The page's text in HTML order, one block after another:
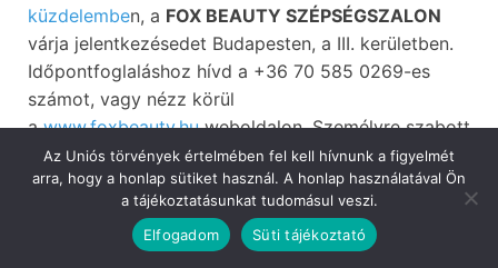
küzdelemben, a FOX BEAUTY SZÉPSÉGSZALON
várja jelentkezésedet Budapesten, a III. kerületben.
Időpontfoglaláshoz hívd a +36 70 585 0269-es
számot, vagy nézz körül
awww.foxbeauty.huweboldalon. Személyre szabott
kezelési tervvel segít Anita elérni céljaidat, legyen
szó akár hasi körfogat csökkentéséről vagy teljes
alakformálásról.
Az Uniós törvények értelmében fel kell hívnunk a figyelmét
arra, hogy a honlap sütiket használ. A honlap használatával Ön
a tájékoztatásunkat tudomásul veszi.
Elfogadom
Süti tájékoztató